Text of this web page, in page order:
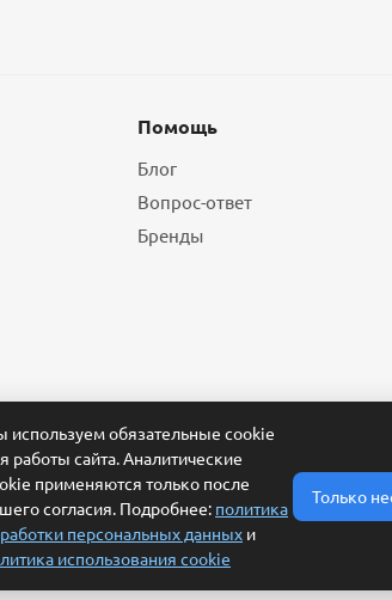
Помощь
Блог
Вопрос-ответ
Бренды
используем обязательные cookie
работы сайта. Аналитические
применяются только после
согласия. Подробнее: политика
персональных данных и
использования cookie
Только